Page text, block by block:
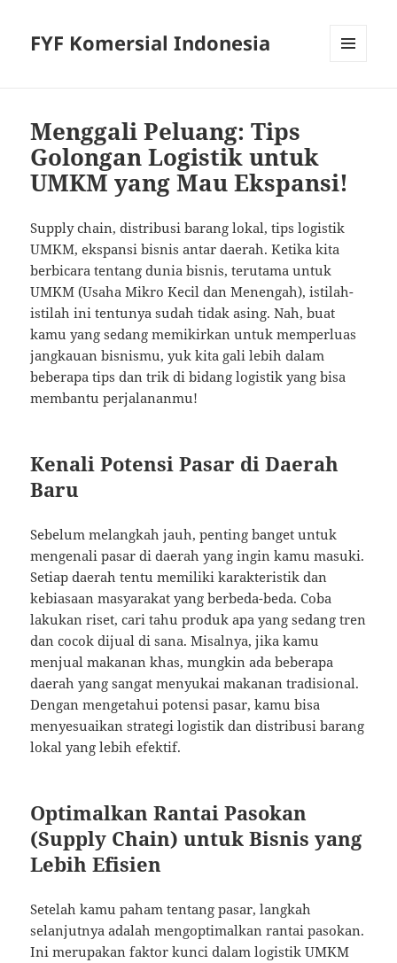
FYF Komersial Indonesia
Menggali Peluang: Tips
Golongan Logistik untuk
UMKM yang Mau Ekspansi!
Supply chain, distribusi barang lokal, tips logistik
UMKM, ekspansi bisnis antar daerah. Ketika kita
berbicara tentang dunia bisnis, terutama untuk
UMKM (Usaha Mikro Kecil dan Menengah), istilah-
istilah ini tentunya sudah tidak asing. Nah, buat
kamu yang sedang memikirkan untuk memperluas
jangkauan bisnismu, yuk kita gali lebih dalam
beberapa tips dan trik di bidang logistik yang bisa
membantu perjalananmu!
Kenali Potensi Pasar di Daerah
Baru
Sebelum melangkah jauh, penting banget untuk
mengenali pasar di daerah yang ingin kamu masuki.
Setiap daerah tentu memiliki karakteristik dan
kebiasaan masyarakat yang berbeda-beda. Coba
lakukan riset, cari tahu produk apa yang sedang tren
dan cocok dijual di sana. Misalnya, jika kamu
menjual makanan khas, mungkin ada beberapa
daerah yang sangat menyukai makanan tradisional.
Dengan mengetahui potensi pasar, kamu bisa
menyesuaikan strategi logistik dan distribusi barang
lokal yang lebih efektif.
Optimalkan Rantai Pasokan
(Supply Chain) untuk Bisnis yang
Lebih Efisien
Setelah kamu paham tentang pasar, langkah
selanjutnya adalah mengoptimalkan rantai pasokan.
Ini merupakan faktor kunci dalam logistik UMKM